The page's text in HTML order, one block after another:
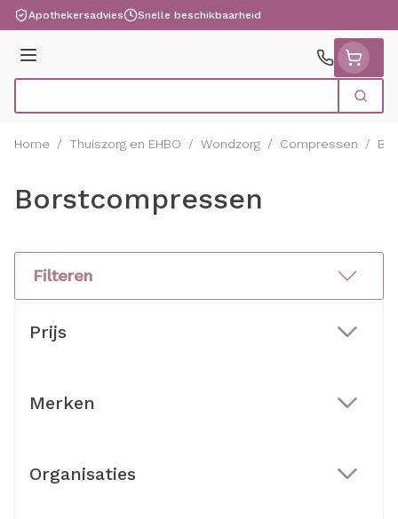
Ga naar de inhoud
Apothekersadvies Snelle beschikbaarheid
Menu
Zoek
Home / Thuiszorg en EHBO / Wondzorg / Compressen /
Borstcompressen
Filteren
Prijs
Merken
Organisaties